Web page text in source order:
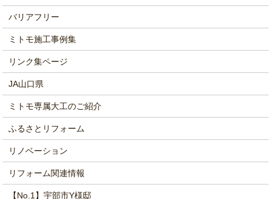
バリアフリー
ミトモ施工事例集
リンク集ページ
JA山口県
ミトモ専属大工のご紹介
ふるさとリフォーム
リノベーション
リフォーム関連情報
【No.1】宇部市Y様邸